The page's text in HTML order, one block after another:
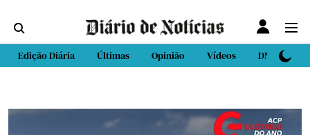
Edição Diária Últimas Opinião Vídeos DN Sport